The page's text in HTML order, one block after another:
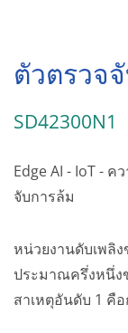
ตัวตรวจ
SD42300N1
Edge AI - IoT -
จับการล้ม
หน่วยงานดับเพลิ
ประมาณครึ่งหนึ่ง
สาเหตุอันดับ 1 คื